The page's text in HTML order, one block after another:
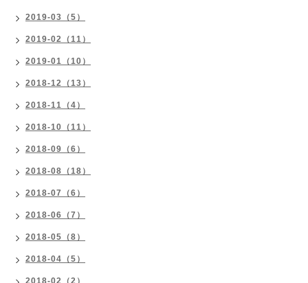
2019-03（5）
2019-02（11）
2019-01（10）
2018-12（13）
2018-11（4）
2018-10（11）
2018-09（6）
2018-08（18）
2018-07（6）
2018-06（7）
2018-05（8）
2018-04（5）
2018-02（2）